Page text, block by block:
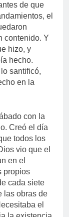
de que
el
contenido. Y
hizo, y
hecho.
santificó,
en la
con la
Creó el día
todos los
vio que el
en el
propios
cada siete
las obras de
el